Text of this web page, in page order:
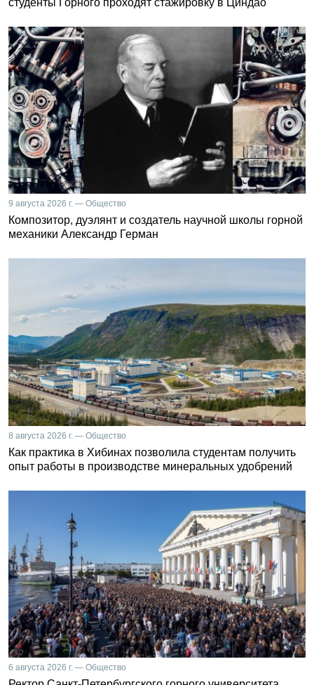
9 августа 2026 г. — Общество
Композитор, дуэлянт и создатель научной школы горной
механики Александр Герман
8 августа 2026 г. — Общество
Как практика в Хибинах позволила студентам получить
опыт работы в производстве минеральных удобрений
6 августа 2026 г. — Общество